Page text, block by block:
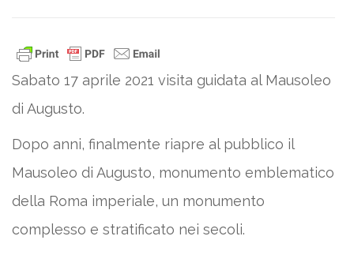
Sabato 17 aprile 2021 visita guidata al Mausoleo
di Augusto.
Dopo anni, finalmente riapre al pubblico il
Mausoleo di Augusto, monumento emblematico
della Roma imperiale, un monumento
complesso e stratificato nei secoli.